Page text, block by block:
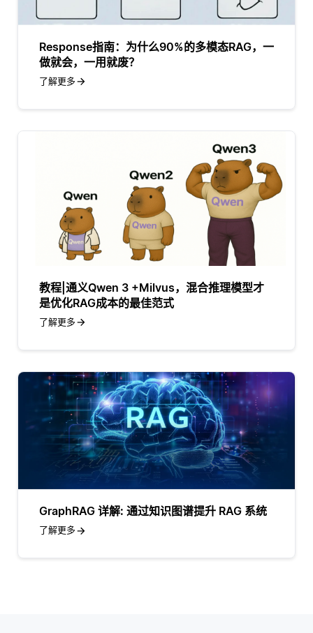
Response指南：为什么90%的多模态RAG，一
做就会，一用就废？
了解更多
教程|通义Qwen 3 +Milvus，混合推理模型才
是优化RAG成本的最佳范式
了解更多
GraphRAG 详解: 通过知识图谱提升 RAG 系统
了解更多